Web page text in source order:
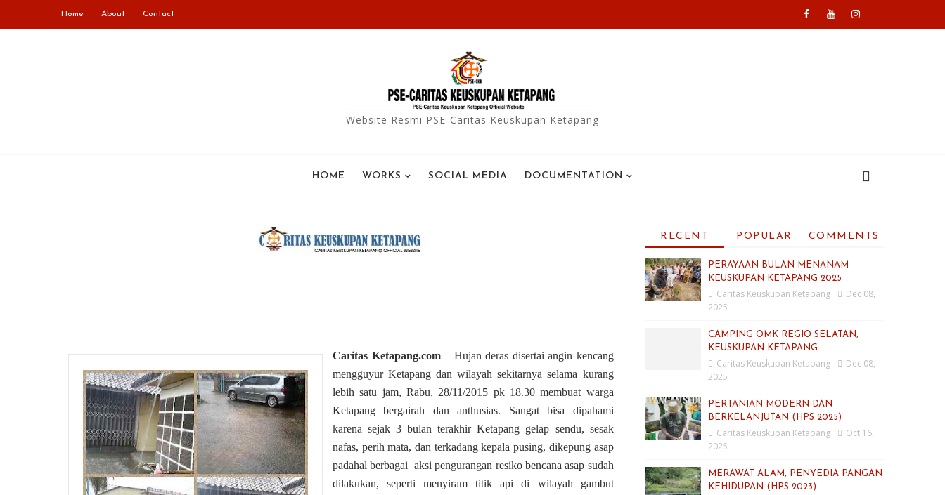
Home About Contact
Website Resmi PSE-Caritas Keuskupan Ketapang
HOME WORKS SOCIAL MEDIA DOCUMENTATION
Caritas Ketapang.com– Hujan deras disertai angin kencang
mengguyur Ketapang dan wilayah sekitarnya selama kurang
lebih satu jam, Rabu, 28/11/2015 pk 18.30 membuat warga
Ketapang bergairah dan anthusias. Sangat bisa dipahami
karena sejak 3 bulan terakhir Ketapang gelap sendu, sesak
nafas, perih mata, dan terkadang kepala pusing, dikepung asap
padahal berbagai aksi pengurangan resiko bencana asap sudah
dilakukan, seperti menyiram titik api di wilayah gambut
RECENT POPULAR COMMENTS
PERAYAAN BULAN MENANAM
KEUSKUPAN KETAPANG 2025
Caritas Keuskupan Ketapang
Dec 08,
2025
CAMPING OMK REGIO SELATAN,
KEUSKUPAN KETAPANG
Caritas Keuskupan Ketapang
Dec 08,
2025
PERTANIAN MODERN DAN
BERKELANJUTAN (HPS 2025)
Caritas Keuskupan Ketapang
Oct 16,
2025
MERAWAT ALAM, PENYEDIA PANGAN
KEHIDUPAN (HPS 2023)